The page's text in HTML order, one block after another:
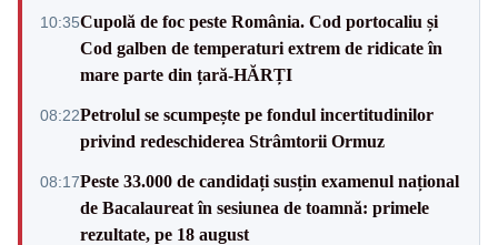
10:35Cupolă de foc peste România. Cod portocaliu și
Cod galben de temperaturi extrem de ridicate în
mare parte din țară-HĂRȚI
08:22Petrolul se scumpește pe fondul incertitudinilor
privind redeschiderea Strâmtorii Ormuz
08:17Peste 33.000 de candidați susțin examenul național
de Bacalaureat în sesiunea de toamnă: primele
rezultate, pe 18 august